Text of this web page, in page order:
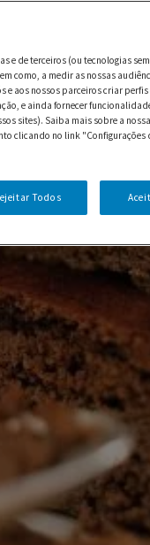
e de terceiros (ou tecnologias
como, a medir as nossas
e aos nossos parceiros criar perfis
e ainda fornecer
sites). Saiba mais sobre a
clicando no link "Configurações
Todos